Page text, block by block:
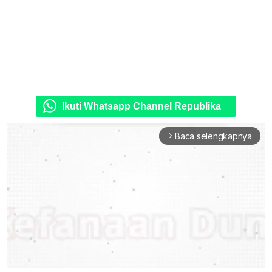
Ikuti Whatsapp Channel Republika
arrow_forward_ios Baca selengkapnya